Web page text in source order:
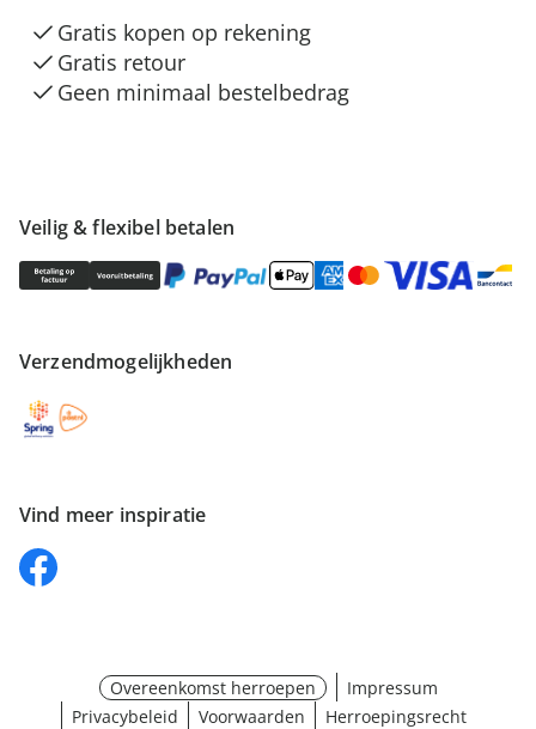
Veilig & flexibel betalen
Verzendmogelijkheden
Vind meer inspiratie
Gratis kopen op rekening
Gratis retour
Geen minimaal bestelbedrag
Overeenkomst herroepen
Impressum
Privacybeleid
Voorwaarden
Herroepingsrecht